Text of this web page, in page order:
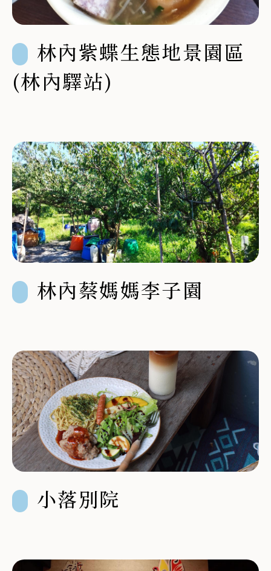
林內紫蝶生態地景園區
(林內驛站)
林內蔡媽媽李子園
小落別院